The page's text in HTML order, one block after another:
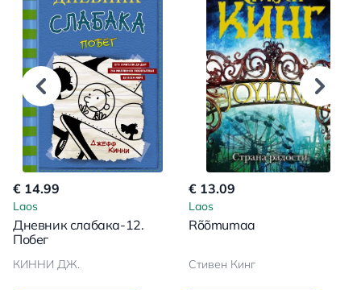
€ 14.99
Laos
Дневник слабака-12.
Побег
КИННИ ДЖ.
€ 13.09
Laos
Rõõmumaa
Стивен Кинг